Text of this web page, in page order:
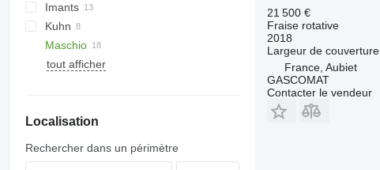
Z-series
DF
GF
R-series
Imants
R-series
Kuhn
Zirkon
Maschio
C-series
L-series
W 165
tout afficher
Localisation
Rechercher dans un périmètre
21 500 €
Fraise rotative
2018
Largeur de couverture
France, Aubiet
GASCOMAT
Contacter le vendeur